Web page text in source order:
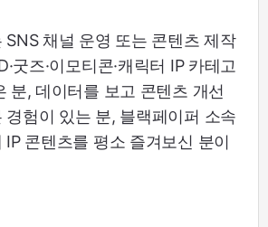
SNS 채널 운영 또는 콘텐츠 제작
굿즈·이모티콘·캐릭터 IP 카테고
분, 데이터를 보고 콘텐츠 개선
경험이 있는 분, 블랙페이퍼 소속
IP 콘텐츠를 평소 즐겨보신 분이